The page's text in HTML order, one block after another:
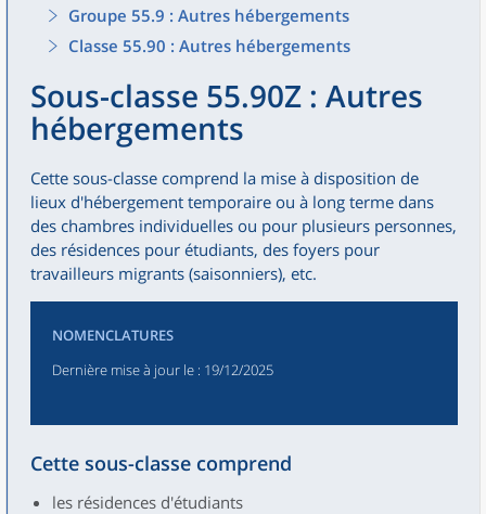
Groupe 55.9 : Autres hébergements
Classe 55.90 : Autres hébergements
Sous-classe 55.90Z : Autres
hébergements
Cette sous-classe comprend la mise à disposition de
lieux d'hébergement temporaire ou à long terme dans
des chambres individuelles ou pour plusieurs personnes,
des résidences pour étudiants, des foyers pour
travailleurs migrants (saisonniers), etc.
NOMENCLATURES
Dernière mise à jour le : 19/12/2025
Cette sous-classe comprend
les résidences d'étudiants